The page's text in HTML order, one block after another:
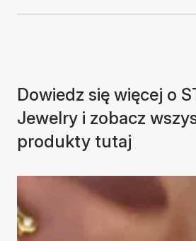
Dowiedz się więcej o
Jewelry i zobacz
produkty tutaj